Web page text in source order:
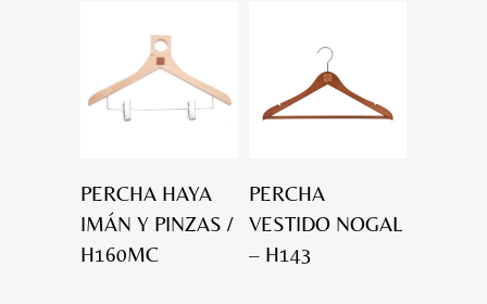
PERCHA HAYA
IMÁN Y PINZAS /
H160MC
PERCHA
VESTIDO NOGAL
– H143